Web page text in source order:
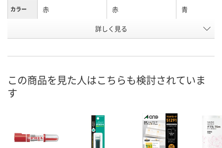
カラー 赤 赤 青
P237973 9564786
8月11日（火）
カゴへ カゴへ カ
詳しく見る
この商品を見た人はこちらも検討されていま
す